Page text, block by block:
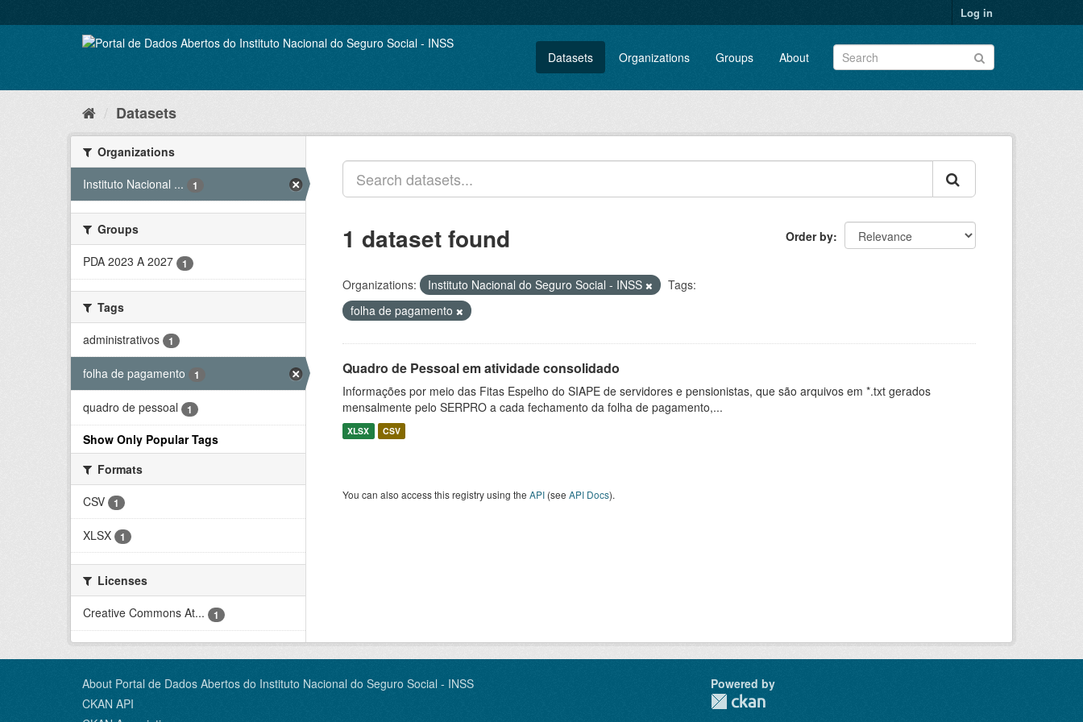
to
Log in
Datasets Organizations Groups About
Datasets
Organizations
Instituto Nacional ...
1
Groups
PDA 2023 A 2027
1
Tags
administrativos
1
folha de pagamento 1
quadro de pessoal 1
Show Only Popular Tags
Formats
CSV
1
XLSX 1
Licenses
Creative Commons At...
1
Order by
1 dataset found
Organizations: Instituto Nacional do Seguro Social - INSS
Tags:
folha de pagamento
Quadro de Pessoal em atividade consolidado
Informações por meio das Fitas Espelho do SIAPE de servidores e pensionistas, que são arquivos em *.txt gerados
mensalmente pelo SERPRO a cada fechamento da folha de pagamento,...
XLSX CSV
You can also access this registry using the API (see API Docs).
About Portal de Dados Abertos do Instituto Nacional do Seguro Social - INSS
CKAN API
Powered by